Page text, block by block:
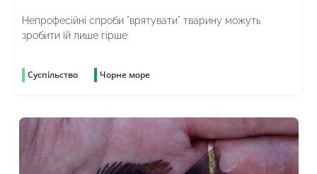
Непрофесійні спроби "врятувати" тварину можуть
зробити їй лише гірше
Суспільство Чорне море